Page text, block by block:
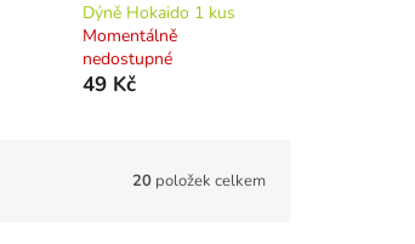
Dýně Hokaido 1 kus
Momentálně
nedostupné
49 Kč
20 položek celkem